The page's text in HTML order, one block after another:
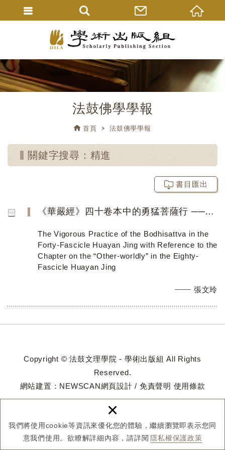
我們將使用cookie等資訊來優化您的體驗，繼續瀏覽即表示您同
意我們使用。欲瞭解詳細內容，請詳閱 隱私權保護政策
×
法鼓佛學學報
首頁 法鼓佛學學報
關鍵字搜尋：精進
書目匯出
《華嚴經》四十卷本中的勇猛菩薩行 ──兼參八十卷本〈離世間品〉
The Vigorous Practice of the Bodhisattva in the
Forty-Fascicle Huayan Jing with Reference to the
Chapter on the “Other-worldly” in the Eighty-
Fascicle Huayan Jing
張文玲
Copyright © 法鼓文理學院 - 學術出版組 All Rights
Reserved.
網站建置： NEWSCAN網頁設計 / 免責聲明 使用條款